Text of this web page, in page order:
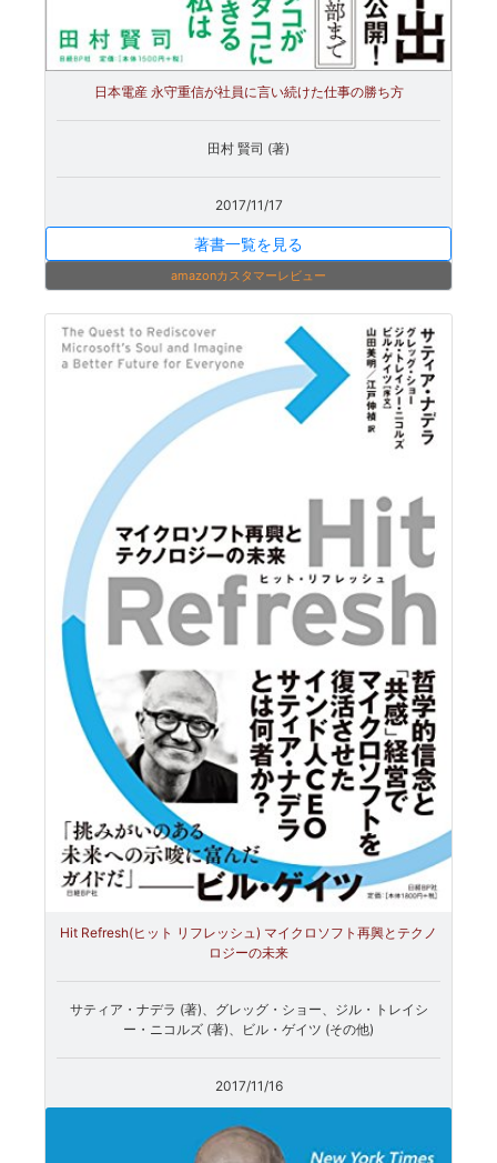
日本電産 永守重信が社員に言い続けた仕事の勝ち方
田村 賢司 (著)
2017/11/17
著書一覧を見る
amazonカスタマーレビュー
Hit Refresh(ヒット リフレッシュ) マイクロソフト再興とテクノ
ロジーの未来
サティア・ナデラ (著)、グレッグ・ショー、ジル・トレイシ
ー・ニコルズ (著)、ビル・ゲイツ (その他)
2017/11/16